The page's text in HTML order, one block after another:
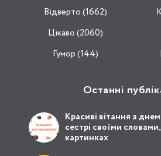
Відвертo (1662)
Цікаво (2060)
Гумор (144)
Останні
Красиві вітання з
сестрі своїми
картинках